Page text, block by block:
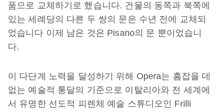
품으로 교체하기로 했습니다. 건물의 동쪽과 북쪽에
있는 세례당의 다른 두 쌍의 문은 수년 전에 교체되
었습니다 이제 남은 것은 Pisano의 문 뿐이었습니
다.
이 다단계 노력을 달성하기 위해 Opera는 흠잡을 데
없는 예술적 통달의 기준으로 이탈리아와 전 세계에
서 유명한 선도적 피렌체 예술 스튜디오인 Frilli